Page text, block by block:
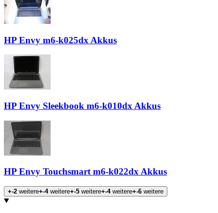
HP Envy m6-k025dx Akkus
HP Envy Sleekbook m6-k010dx Akkus
HP Envy Touchsmart m6-k022dx Akkus
+-2 weitere+-4weitere+-5 weitere+-4weitere+-6 weitere
Produkte